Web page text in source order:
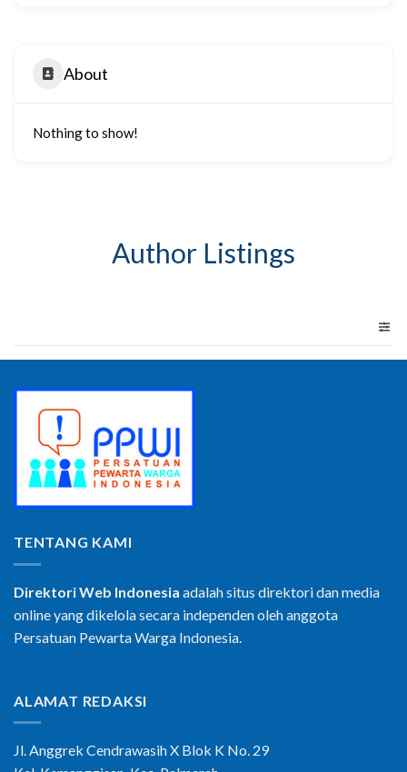
About
Nothing to show!
Author Listings
TENTANG KAMI
Direktori Web Indonesia adalah situs direktori dan media
online yang dikelola secara independen oleh anggota
Persatuan Pewarta Warga Indonesia.
ALAMAT REDAKSI
Jl. Anggrek Cendrawasih X Blok K No. 29